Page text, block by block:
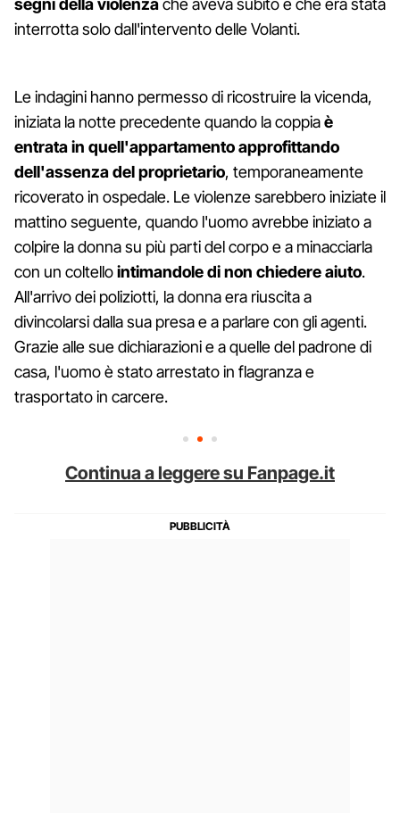
segni della violenzache aveva subito e che era stata
interrotta solo dall'intervento delle Volanti.
Le indagini hanno permesso di ricostruire la vicenda,
iniziata la notte precedente quando la coppiaè
entrata in quell'appartamento approfittando
dell'assenza del proprietario, temporaneamente
ricoverato in ospedale. Le violenze sarebbero iniziate il
mattino seguente, quando l'uomo avrebbe iniziato a
colpire la donna su più parti del corpo e a minacciarla
con un coltellointimandole di non chiedere aiuto.
All'arrivo dei poliziotti, la donna era riuscita a
divincolarsi dalla sua presa e a parlare con gli agenti.
Grazie alle sue dichiarazioni e a quelle del padrone di
casa, l'uomo è stato arrestato in flagranza e
trasportato in carcere.
Continua a leggere su Fanpage.it